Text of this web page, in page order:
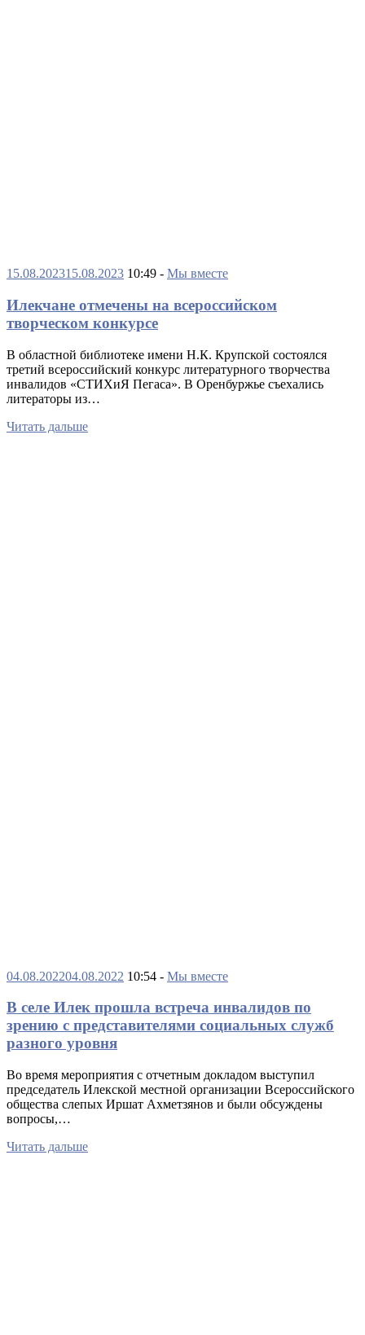
15.08.202315.08.2023 10:49 - Мы вместе
Илекчане отмечены на всероссийском
творческом конкурсе
В областной библиотеке имени Н.К. Крупской состоялся
третий всероссийский конкурс литературного творчества
инвалидов «СТИХиЯ Пегаса». В Оренбуржье съехались
литераторы из…
Читать дальше
04.08.202204.08.2022 10:54 - Мы вместе
В селе Илек прошла встреча инвалидов по
зрению с представителями социальных служб
разного уровня
Во время мероприятия с отчетным докладом выступил
председатель Илекской местной организации Всероссийского
общества слепых Иршат Ахметзянов и были обсуждены
вопросы,…
Читать дальше